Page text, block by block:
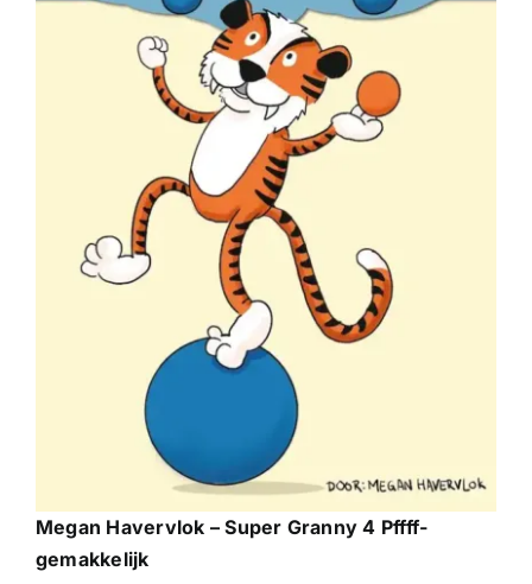
Megan Havervlok – Super Granny 4 Pffff-
gemakkelijk